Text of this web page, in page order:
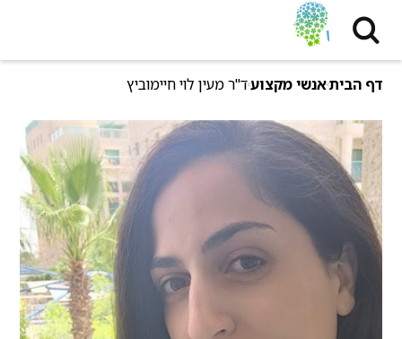
דף הביתאנשי מקצועד"ר מעין לוי חיימוביץ